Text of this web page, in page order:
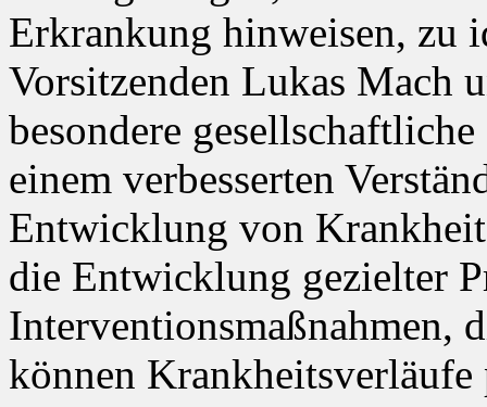
Erkrankung hinweisen, zu
Vorsitzenden Lukas Mach
besondere
einem verbesserten
Entwicklung von
die Entwicklung gezielter
Interventionsmaßnahmen,
können